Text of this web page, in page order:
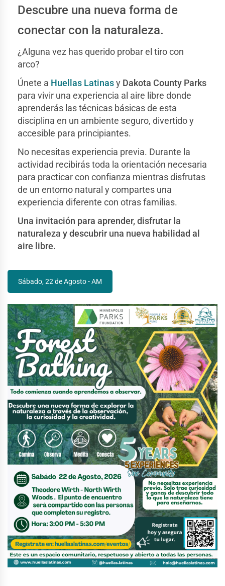
Descubre una nueva forma de
conectar con la naturaleza.
¿Alguna vez has querido probar el tiro con
arco?
Únete a Huellas Latinasy Dakota County Parks
para vivir una experiencia al aire libre donde
aprenderás las técnicas básicas de esta
disciplina en un ambiente seguro, divertido y
accesible para principiantes.
No necesitas experiencia previa. Durante la
actividad recibirás toda la orientación necesaria
para practicar con confianza mientras disfrutas
de un entorno natural y compartes una
experiencia diferente con otras familias.
Una invitación para aprender, disfrutar la
naturaleza y descubrir una nueva habilidad al
aire libre.
Sábado, 22 de Agosto - AM